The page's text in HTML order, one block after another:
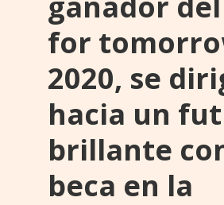
for
2020, se
hacia un
brillante
beca en la